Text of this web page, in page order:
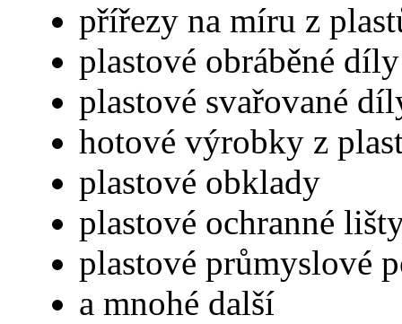
přířezy na míru z
plastové obráběné díly
plastové svařované
hotové výrobky z
plastové obklady
plastové ochranné
plastové průmyslové
a mnohé další